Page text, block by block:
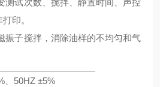
测试次数、搅拌、静置时间、声控
印。
振子搅拌，消除油样的不均匀和气
、50HZ ±5%